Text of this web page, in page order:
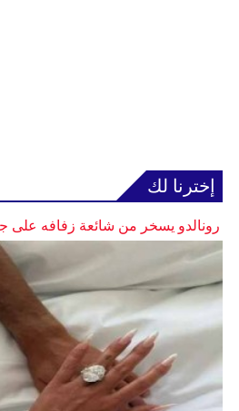
إخترنا لك
رونالدو يسخر من شائعة زفافه على